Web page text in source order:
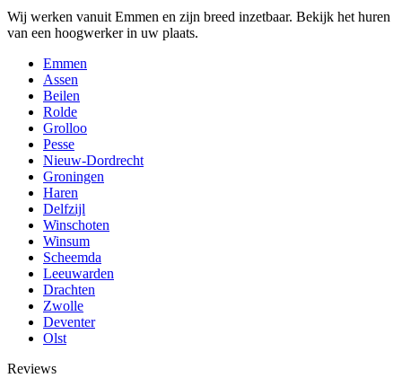
Wij werken vanuit Emmen en zijn breed inzetbaar. Bekijk het huren
van een hoogwerker in uw plaats.
Emmen
Assen
Beilen
Rolde
Grolloo
Pesse
Nieuw-Dordrecht
Groningen
Haren
Delfzijl
Winschoten
Winsum
Scheemda
Leeuwarden
Drachten
Zwolle
Deventer
Olst
Reviews